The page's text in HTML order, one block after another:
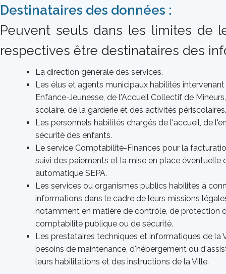
Destinataires des données :
Peuvent seuls dans les limites de
respectives être destinataires des
La direction générale des services.
Les élus et agents municipaux habilités
Enfance-Jeunesse, de l'Accueil Collectif de
scolaire, de la garderie et des activités périscolaires.
Les personnels habilités chargés de l'accueil, de
sécurité des enfants.
Le service Comptabilité-Finances pour la
suivi des paiements et la mise en place éventuelle
automatique SEPA.
Les services ou organismes publics habilités à
informations dans le cadre de leurs missions
notamment en matière de contrôle, de protection
comptabilité publique ou de sécurité.
Les prestataires techniques et informatiques de la
besoins de maintenance, d'hébergement ou
leurs habilitations et des instructions de la Ville.